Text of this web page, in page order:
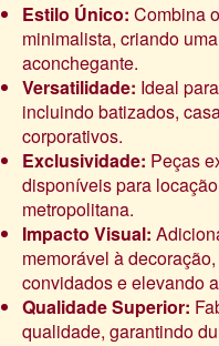
Estilo Único: Combina
minimalista, criando
aconchegante.
Versatilidade: Ideal
incluindo batizados,
corporativos.
Exclusividade: Peças
disponíveis para
metropolitana.
Impacto Visual:
memorável à
convidados e elevando
Qualidade Superior:
qualidade, garantindo